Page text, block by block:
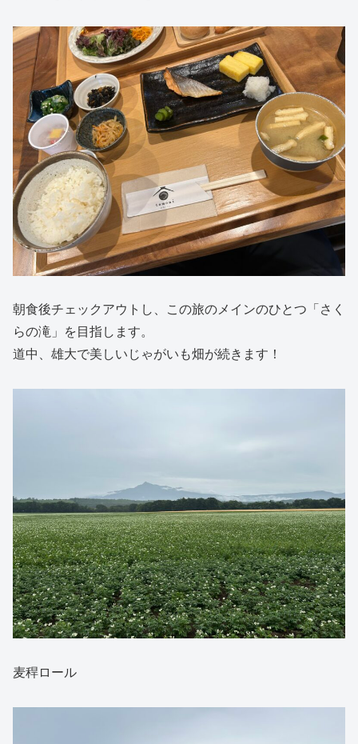
朝食後チェックアウトし、この旅のメインのひとつ「さく
らの滝」を目指します。
道中、雄大で美しいじゃがいも畑が続きます！
麦稈ロール